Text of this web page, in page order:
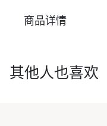
商品详情
其他人也喜欢